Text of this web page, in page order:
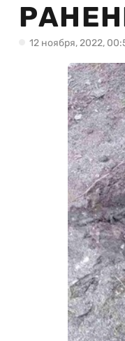
12 ноября, 2022,